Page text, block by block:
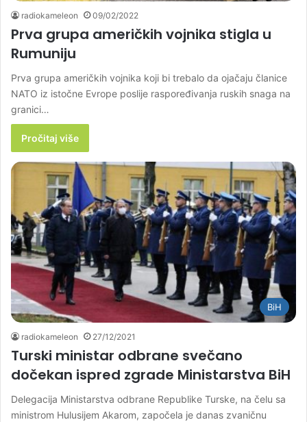
radiokameleon 09/02/2022
Prva grupa američkih vojnika stigla u
Rumuniju
Prva grupa američkih vojnika koji bi trebalo da ojačaju članice
NATO iz istočne Evrope poslije raspoređivanja ruskih snaga na
granici…
Pročitaj više
BiH
radiokameleon 27/12/2021
Turski ministar odbrane svečano
dočekan ispred zgrade Ministarstva BiH
Delegacija Ministarstva odbrane Republike Turske, na čelu sa
ministrom Hulusijem Akarom, započela je danas zvaničnu